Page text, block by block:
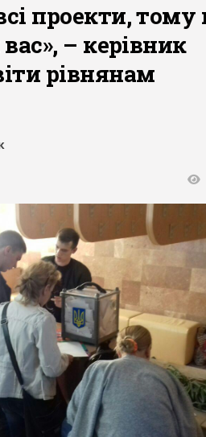
проекти, тому
– кeрівник
рівнянам